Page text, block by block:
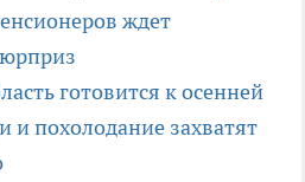
ждет
готовится к осенней
и похолодание захватят